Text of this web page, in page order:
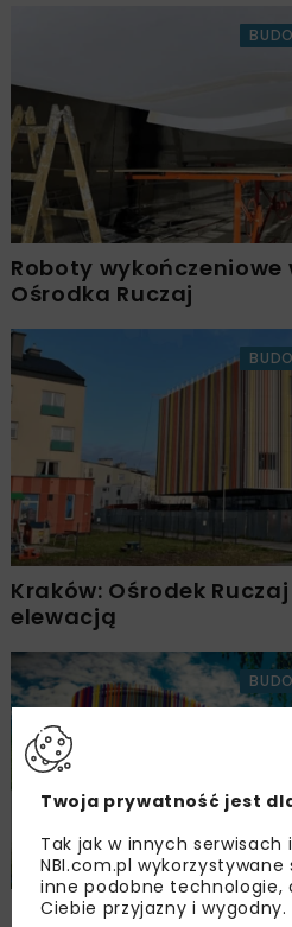
Roboty
Ośrodka Ruczaj
Kraków: Ośrodek
elewacją
Kraków: Kończą się
Twoja prywatność jest
Tak jak w innych
NBI.com.pl
inne podobne technologie,
Ciebie przyjazny i wygodny.